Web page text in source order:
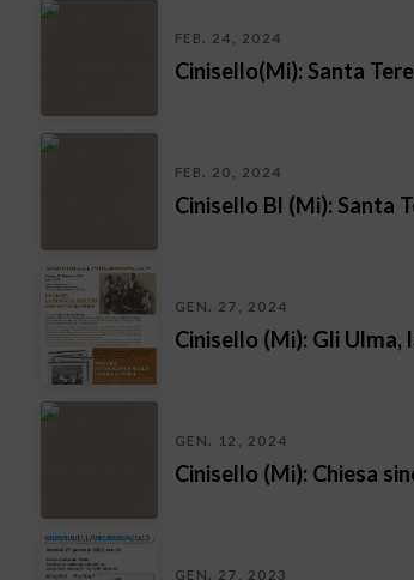
FEB. 24, 2024
Cinisello(Mi): Santa
FEB. 20, 2024
Cinisello Bl (Mi): Santa
GEN. 27, 2024
Cinisello (Mi): Gli
GEN. 12, 2024
Cinisello (Mi): Chiesa
GEN. 27, 2023